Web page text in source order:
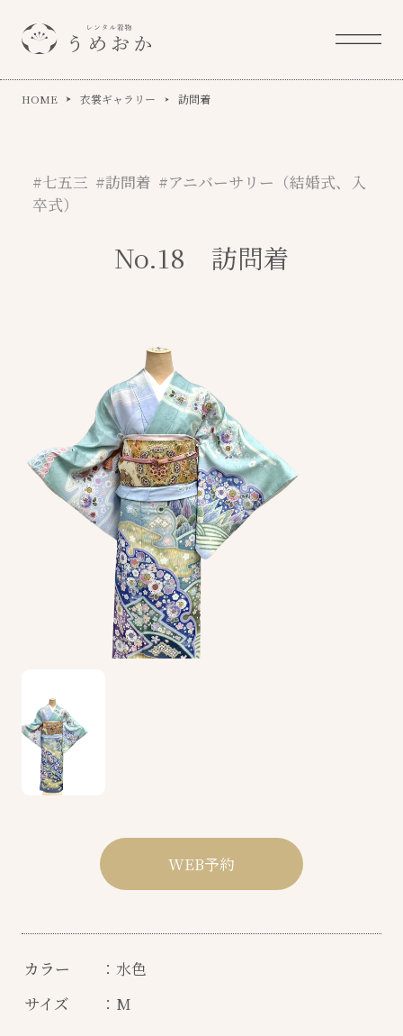
HOME 衣裳ギャラリー 訪問着
#七五三 #訪問着 #アニバーサリー（結婚式、入
卒式）
No.18 訪問着
WEB予約
カラー
：水色
サイズ
：M